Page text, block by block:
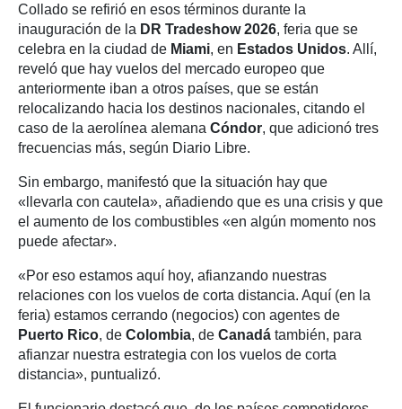
Collado se refirió en esos términos durante la
inauguración de la DR Tradeshow 2026, feria que se
celebra en la ciudad de Miami, en Estados Unidos. Allí,
reveló que hay vuelos del mercado europeo que
anteriormente iban a otros países, que se están
relocalizando hacia los destinos nacionales, citando el
caso de la aerolínea alemana Cóndor, que adicionó tres
frecuencias más, según Diario Libre.
Sin embargo, manifestó que la situación hay que
«llevarla con cautela», añadiendo que es una crisis y que
el aumento de los combustibles «en algún momento nos
puede afectar».
«Por eso estamos aquí hoy, afianzando nuestras
relaciones con los vuelos de corta distancia. Aquí (en la
feria) estamos cerrando (negocios) con agentes de
Puerto Rico, de Colombia, de Canadá también, para
afianzar nuestra estrategia con los vuelos de corta
distancia», puntualizó.